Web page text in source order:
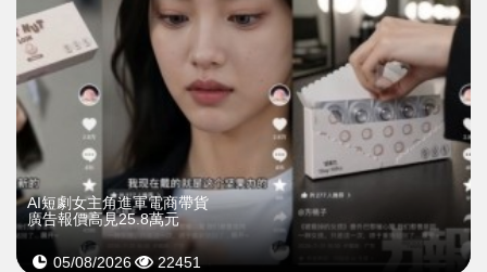
AI短劇女主角進軍電商帶貨
廣告報價高見25.8萬元
05/08/2026 22451